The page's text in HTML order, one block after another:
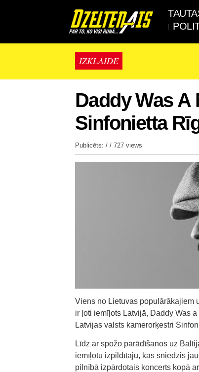
IZKLAIDE
Daddy Was
Sinfonietta
Publicēts: / / 727 views
Viens no Lietuvas populārākajiem
ir ļoti iemīļots Latvijā, Daddy Was
Latvijas valsts kamerorķestri
Līdz ar spožo parādīšanos uz
iemīļotu izpildītāju, kas sniedzis
pilnībā izpārdotais koncerts kopā